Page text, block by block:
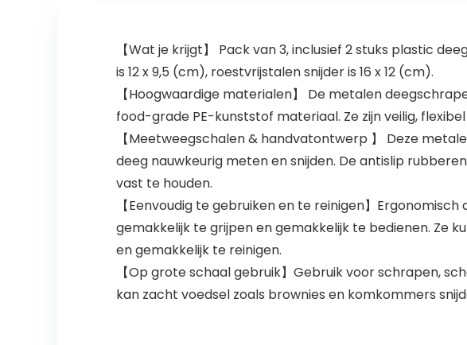
【Wat je krijgt】 Pack van 3, inclusief 2 stuks plastic
is 12 x 9,5 (cm), roestvrijstalen snijder is 16 x 12 (cm).
【Hoogwaardige materialen】 De metalen
food-grade PE-kunststof materiaal. Ze zijn veilig,
【Meetweegschalen & handvatontwerp 】 Deze
deeg nauwkeurig meten en snijden. De antislip
vast te houden.
【Eenvoudig te gebruiken en te reinigen】
gemakkelijk te grijpen en gemakkelijk te bedienen. Ze
en gemakkelijk te reinigen.
【Op grote schaal gebruik】Gebruik voor schrapen,
kan zacht voedsel zoals brownies en komkommers